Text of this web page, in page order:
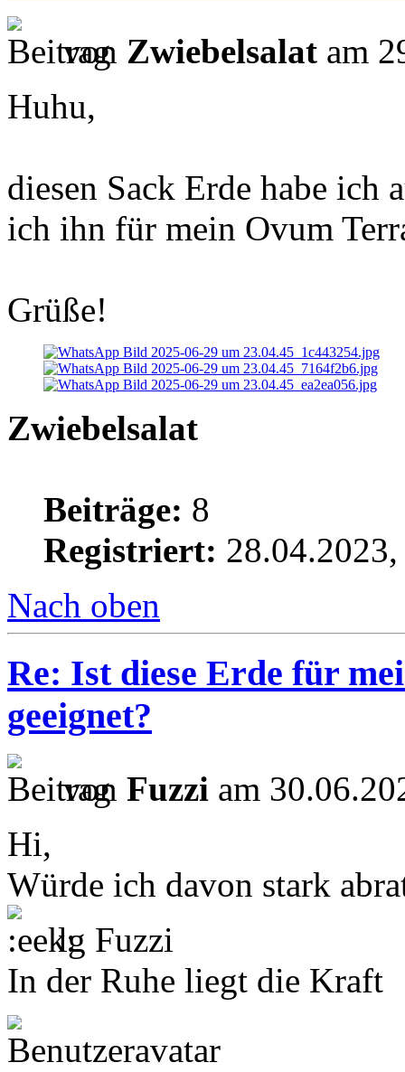
von Zwiebelsalat am
Huhu,
diesen Sack Erde habe ich
ich ihn für mein Ovum
Grüße!
Zwiebelsalat
Beiträge: 8
Registriert:
Nach oben
Re: Ist diese Erde für
geeignet?
von Fuzzi am
Hi,
Würde ich davon stark
lg Fuzzi
In der Ruhe liegt die Kraft